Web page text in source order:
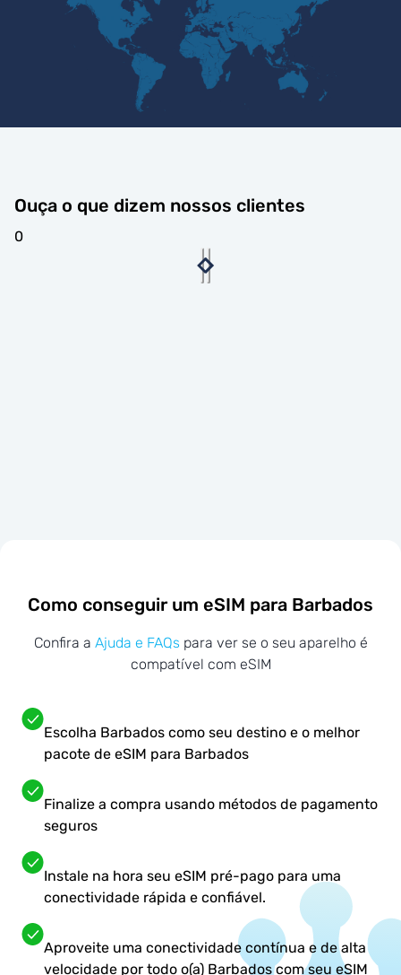
Ouça o que dizem nossos clientes
0
Como conseguir um eSIM para Barbados
Confira a Ajuda e FAQs para ver se o seu aparelho é
compatível com eSIM
Escolha Barbados como seu destino e o melhor
pacote de eSIM para Barbados
Finalize a compra usando métodos de pagamento
seguros
Instale na hora seu eSIM pré-pago para uma
conectividade rápida e confiável.
Aproveite uma conectividade contínua e de alta
velocidade por todo o(a) Barbados com seu eSIM